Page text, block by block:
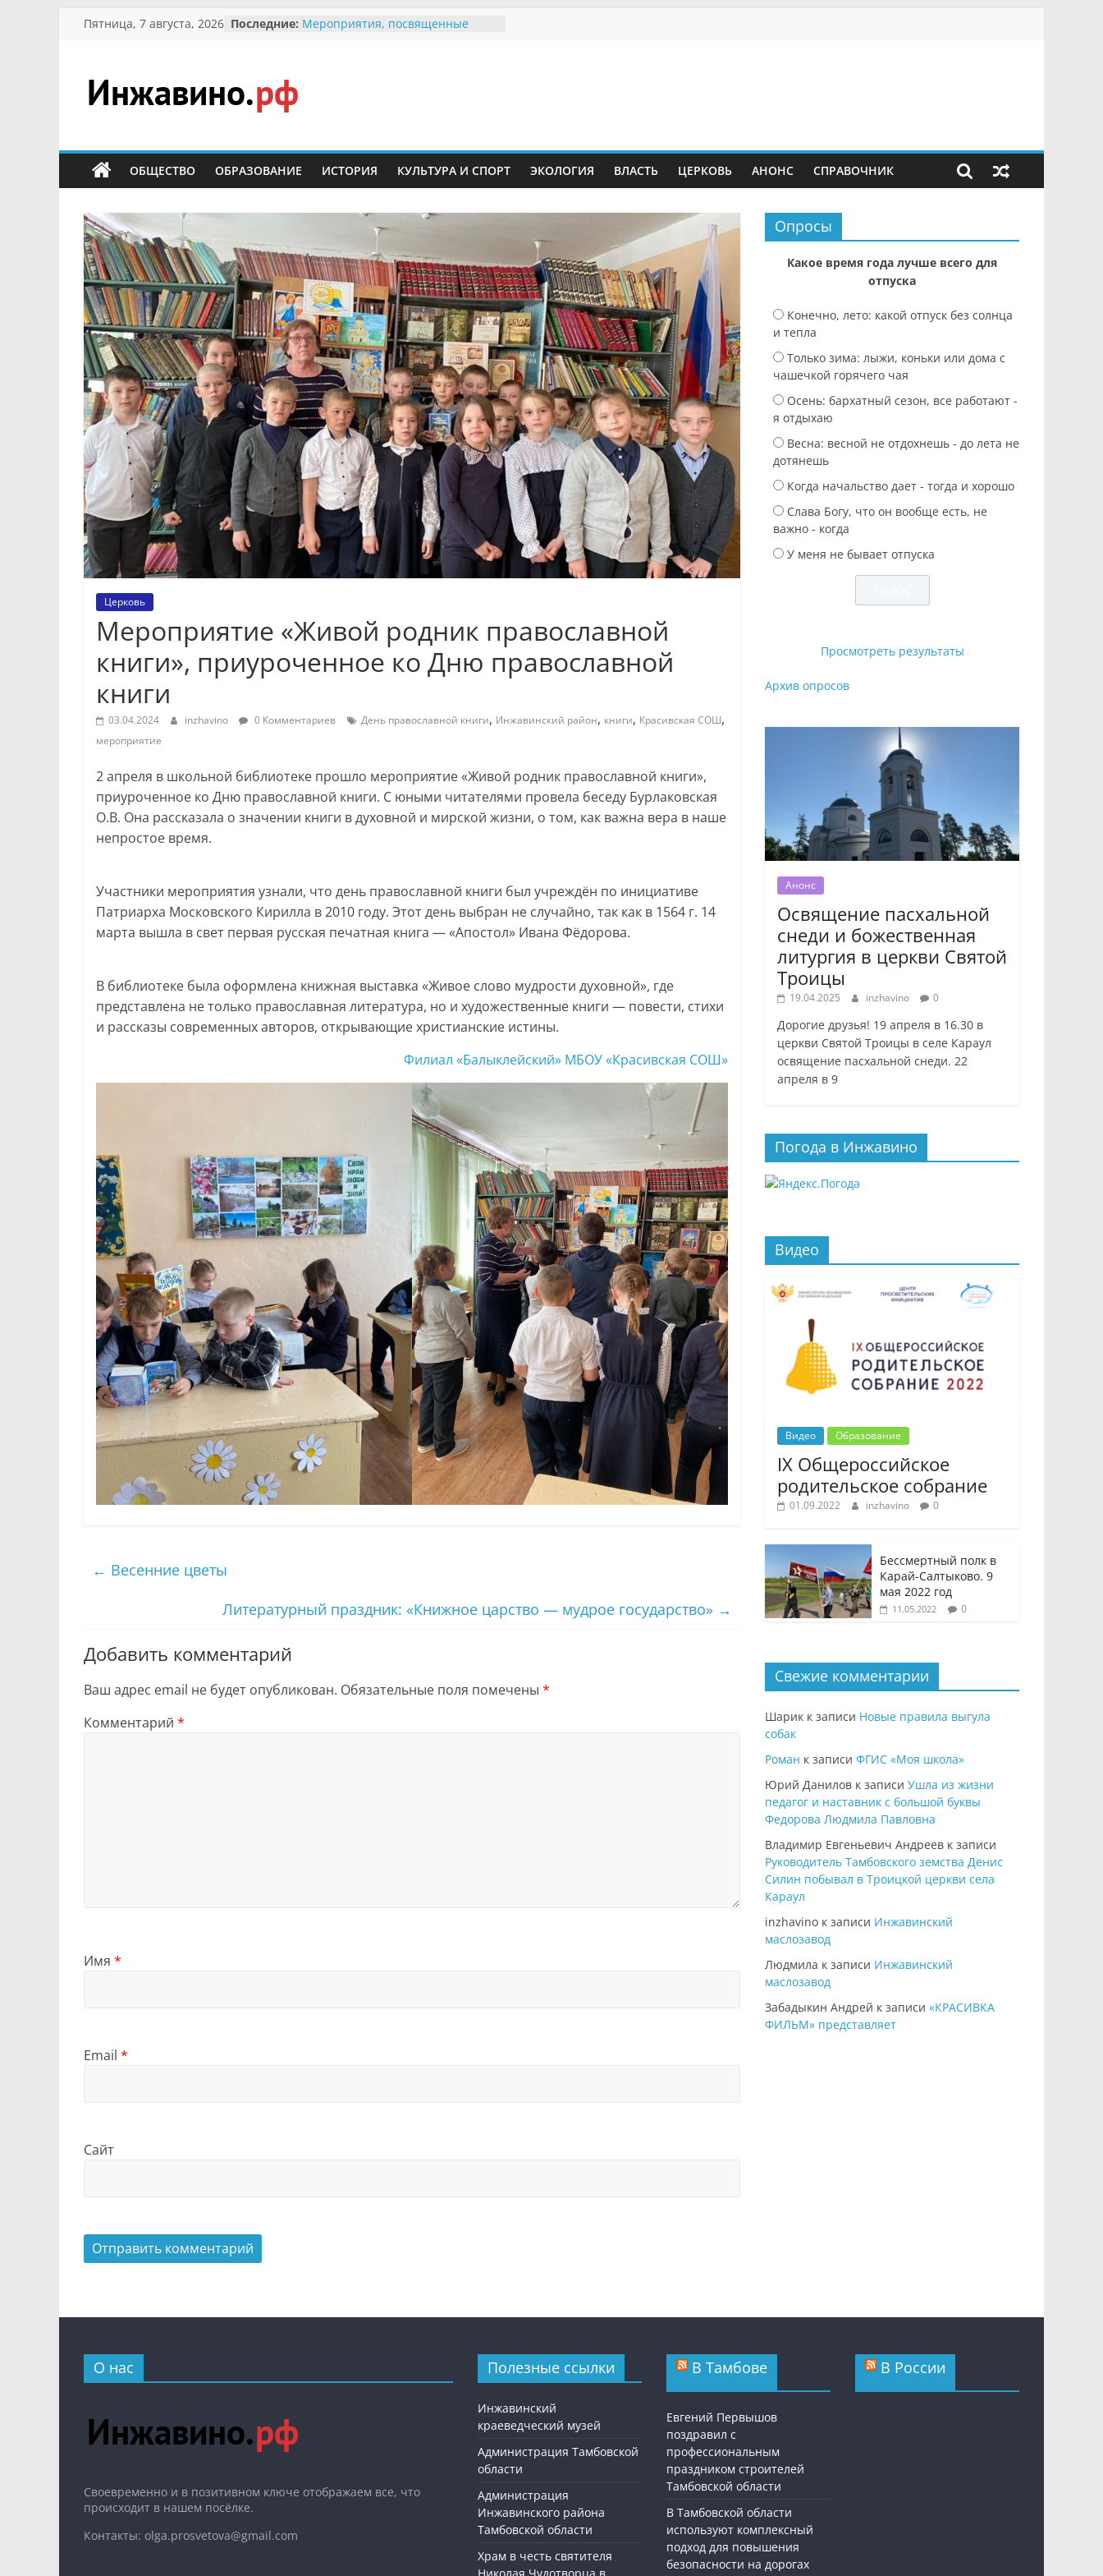
Перейти
Пятница, 7 августа, 2026 Последние: Мероприятия, посвященные
Безопасность в сети Интернет
Ученики приняли участие в
мероприятии «Сохраним
В вольере Воронинского
заповедника родились крапчатые
суслики
Инжавино.рф
сельский
портал
ОБЩЕСТВО ОБРАЗОВАНИЕ ИСТОРИЯ КУЛЬТУРА И СПОРТ ЭКОЛОГИЯ ВЛАСТЬ ЦЕРКОВЬ АНОНС СПРАВОЧНИК
Церковь
Мероприятие «Живой родник православной
книги», приуроченное ко Дню православной
книги
03.04.2024 inzhavino 0 Комментариев День православной книги, Инжавинский район, книги, Красивская СОШ,
мероприятие
2 апреля в школьной библиотеке прошло мероприятие «Живой родник православной книги»,
приуроченное ко Дню православной книги. С юными читателями провела беседу Бурлаковская
О.В. Она рассказала о значении книги в духовной и мирской жизни, о том, как важна вера в наше
непростое время.
Участники мероприятия узнали, что день православной книги был учреждён по инициативе
Патриарха Московского Кирилла в 2010 году. Этот день выбран не случайно, так как в 1564 г. 14
марта вышла в свет первая русская печатная книга — «Апостол» Ивана Фёдорова.
В библиотеке была оформлена книжная выставка «Живое слово мудрости духовной», где
представлена не только православная литература, но и художественные книги — повести, стихи
и рассказы современных авторов, открывающие христианские истины.
Филиал «Балыклейский» МБОУ «Красивская СОШ»
← Весенние цветы
Литературный праздник: «Книжное царство — мудрое государство» →
Добавить комментарий
Ваш адрес email не будет опубликован. Обязательные поля помечены *
Комментарий *
Имя *
Email *
Сайт
Опросы
Какое время года лучше всего для
отпуска
Конечно, лето: какой отпуск без солнца
и тепла
Только зима: лыжи, коньки или дома с
чашечкой горячего чая
Осень: бархатный сезон, все работают -
я отдыхаю
Весна: весной не отдохнешь - до лета не
дотянешь
Когда начальство дает - тогда и хорошо
Слава Богу, что он вообще есть, не
важно - когда
У меня не бывает отпуска
Просмотреть результаты
Архив опросов
Анонс
Освящение пасхальной
снеди и божественная
литургия в церкви Святой
Троицы
19.04.2025 inzhavino 0
Дорогие друзья! 19 апреля в 16.30 в
церкви Святой Троицы в селе Караул
освящение пасхальной снеди. 22
апреля в 9
Погода в Инжавино
Видео
Видео Образование
IX Общероссийское
родительское собрание
01.09.2022 inzhavino 0
Бессмертный полк в
Карай-Салтыково. 9
мая 2022 год
11.05.2022 0
Свежие комментарии
Шарик к записи Новые правила выгула
собак
Роман к записи ФГИС «Моя школа»
Юрий Данилов к записи Ушла из жизни
педагог и наставник с большой буквы
Федорова Людмила Павловна
Владимир Евгеньевич Андреев к записи
Руководитель Тамбовского земства Денис
Силин побывал в Троицкой церкви села
Караул
inzhavino к записи Инжавинский
маслозавод
Людмила к записи Инжавинский
маслозавод
Забадыкин Андрей к записи «КРАСИВКА
ФИЛЬМ» представляет
О нас
Cвоевременно и в позитивном ключе отображаем все, что
происходит в нашем посёлке.
Контакты: olga.prosvetova@gmail.com
Полезные ссылки
Инжавинский
краеведческий музей
Администрация Тамбовской
области
Администрация
Инжавинского района
Тамбовской области
Храм в честь святителя
Николая Чудотворца в
В Тамбове
Евгений Первышов
поздравил с
профессиональным
праздником строителей
Тамбовской области
В Тамбовской области
используют комплексный
подход для повышения
безопасности на дорогах
В России